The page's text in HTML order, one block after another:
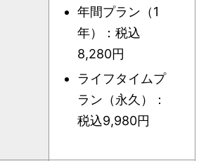
年間プラン（1
年）：税込
8,280円
ライフタイムプ
ラン（永久）：
税込9,980円